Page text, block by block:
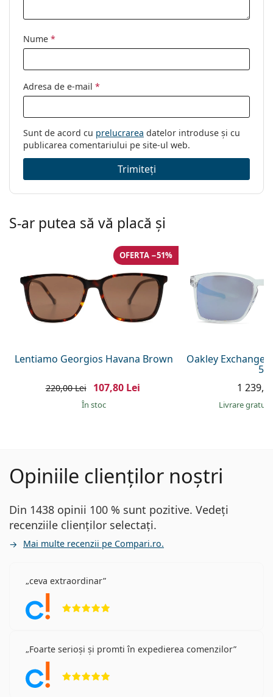
Nume *
Adresa de e-mail *
Sunt de acord cu prelucrarea datelor introduse și cu
publicarea comentariului pe site-ul web.
Trimiteți
S-ar putea să vă placă și
Lentiamo Georgios Havana Brown
OFERTA −51%
220,00 Lei 107,80 Lei
În stoc
Oakley Exchange
56
1
Livrare
Opiniile clienților noștri
Din 1438 opinii 100 % sunt pozitive. Vedeți
recenziile clienților selectați.
Mai multe recenzii pe Compari.ro.
ceva extraordinar
Foarte serioși și promti în expedierea comenzilor